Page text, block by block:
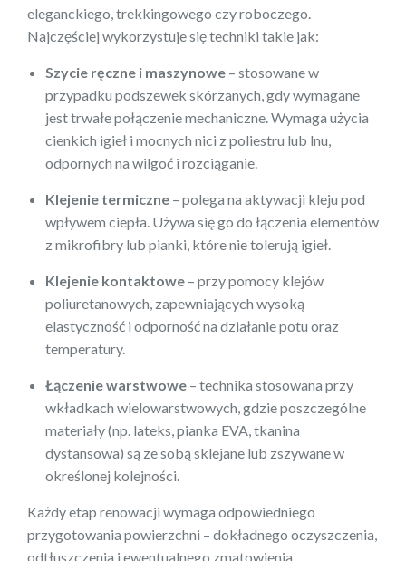
eleganckiego, trekkingowego czy roboczego.
Najczęściej wykorzystuje się techniki takie jak:
Szycie ręczne i maszynowe – stosowane w
przypadku podszewek skórzanych, gdy wymagane
jest trwałe połączenie mechaniczne. Wymaga użycia
cienkich igieł i mocnych nici z poliestru lub lnu,
odpornych na wilgoć i rozciąganie.
Klejenie termiczne – polega na aktywacji kleju pod
wpływem ciepła. Używa się go do łączenia elementów
z mikrofibry lub pianki, które nie tolerują igieł.
Klejenie kontaktowe – przy pomocy klejów
poliuretanowych, zapewniających wysoką
elastyczność i odporność na działanie potu oraz
temperatury.
Łączenie warstwowe – technika stosowana przy
wkładkach wielowarstwowych, gdzie poszczególne
materiały (np. lateks, pianka EVA, tkanina
dystansowa) są ze sobą sklejane lub zszywane w
określonej kolejności.
Każdy etap renowacji wymaga odpowiedniego
przygotowania powierzchni – dokładnego oczyszczenia,
odtłuszczenia i ewentualnego zmatowienia.